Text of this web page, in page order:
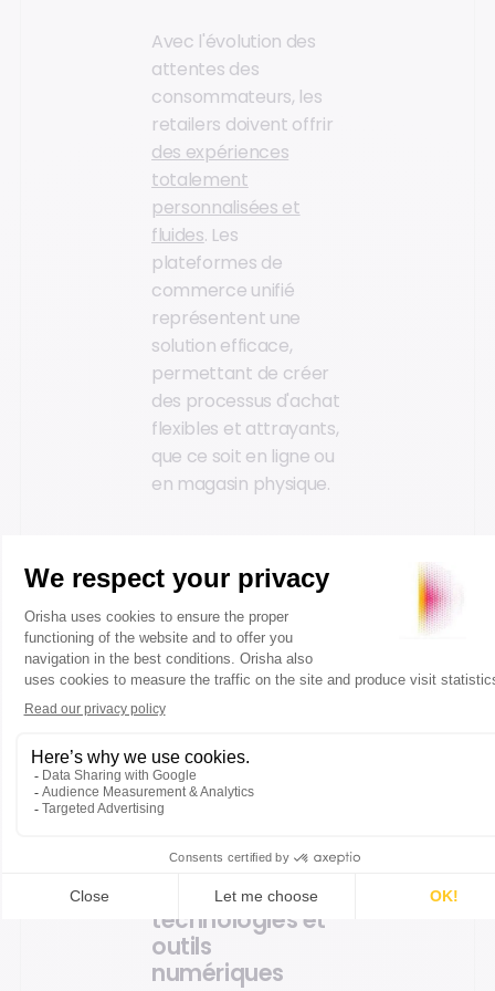
Avec l'évolution des
attentes des
consommateurs, les
retailers doivent offrir
des expériences
totalement
personnalisées et
fluides. Les
plateformes de
commerce unifié
représentent une
solution efficace,
permettant de créer
des processus d'achat
flexibles et attrayants,
que ce soit en ligne ou
en magasin physique.
permettent aux
magasins de contrôler
en temps réel des
données cruciales
pour mieux
comprendre les
d'achat des clients et
ajuster leur offre en
conséquence.
Nouvelles
technologies et
outils
numériques